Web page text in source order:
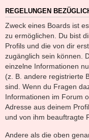
REGELUNGEN
Zweck eines Boards ist
zu ermöglichen. Du bist
Profils und die von dir
zugänglich sein können.
einzelne Informationen
(z. B. andere registrierte
sind. Wenn du Fragen
Informationen im Forum
Adresse aus deinem
und von ihm beauftragte
Andere als die oben